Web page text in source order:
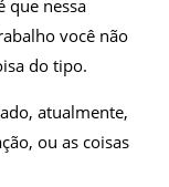
que nessa
você não
do tipo.
atualmente,
ou as coisas